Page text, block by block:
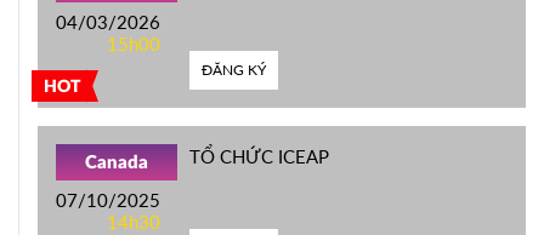
HOT
04/03/2026
15h00
ĐĂNG KÝ
Canada
07/10/2025
14h30
TỔ CHỨC ICEAP